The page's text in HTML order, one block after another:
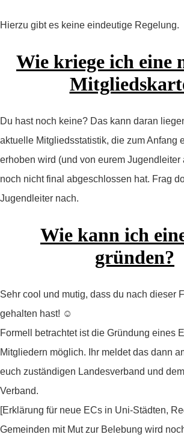
Hierzu gibt es keine eindeutige Regelung.
Wie kriege ich eine
Du hast noch keine? Das kann daran
aktuelle Mitgliedsstatistik, die zum Anfang
erhoben wird (und von eurem Jugendleiter
noch nicht final abgeschlossen hat. Frag
Jugendleiter nach.
Wie kann ich
gründen?
Sehr cool und mutig, dass du nach dieser
gehalten hast! ☺️
Formell betrachtet ist die Gründung eines
Mitgliedern möglich. Ihr meldet das dann
euch zuständigen Landesverband und
Verband.
[Erklärung für neue ECs in Uni-Städten,
Gemeinden mit Mut zur Belebung wird